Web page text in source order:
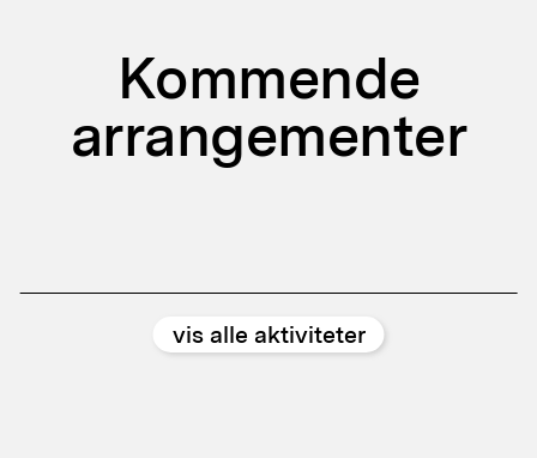
Kommende
arrangementer
vis alle aktiviteter